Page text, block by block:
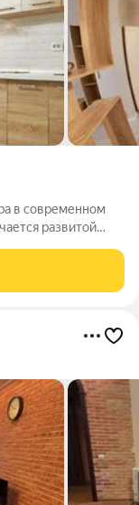
в современном
развитой
сад, Юридический